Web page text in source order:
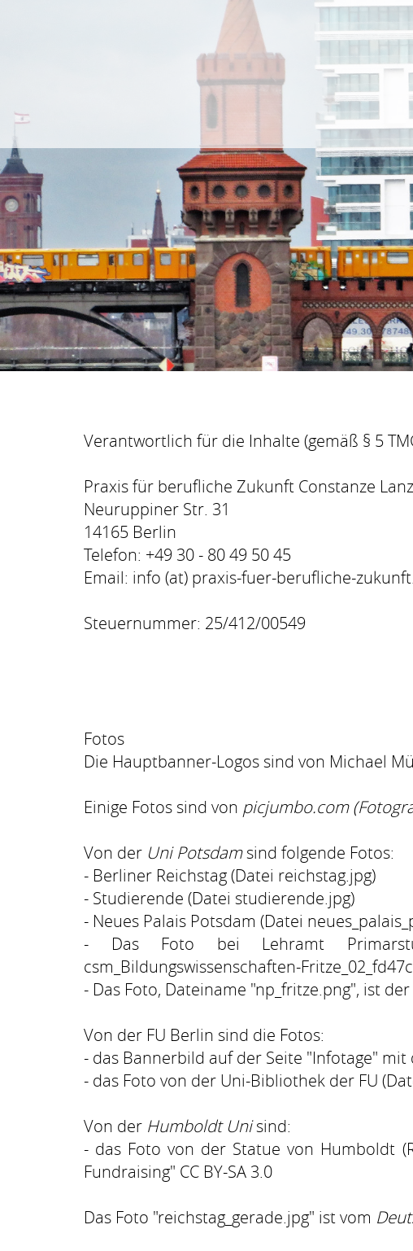
Verantwortlich für die Inhalte (gemäß § 5
Praxis für berufliche Zukunft Constanze Lanz
Neuruppiner Str. 31
14165 Berlin
Telefon: +49 30 - 80 49 50 45
Email: info (at) praxis-fuer-berufliche-
Steuernummer: 25/412/00549
Fotos
Die Hauptbanner-Logos sind von Michael
Einige Fotos sind von picjumbo.com
Von der Uni Potsdamsind folgende Fotos:
- Berliner Reichstag (Datei reichstag.jpg)
- Studierende (Datei studierende.jpg)
- Neues Palais Potsdam (Datei
- Das Foto bei Lehramt
csm_Bildungswissenschaften-
- Das Foto, Dateiname "np_fritze.png", ist
Von der FU Berlin sind die Fotos:
- das Bannerbild auf der Seite "Infotage"
- das Foto von der Uni-Bibliothek der FU
Von der Humboldt Unisind:
- das Foto von der Statue von Humboldt
Fundraising" CC BY-SA 3.0
Das Foto "reichstag_gerade.jpg" ist vom